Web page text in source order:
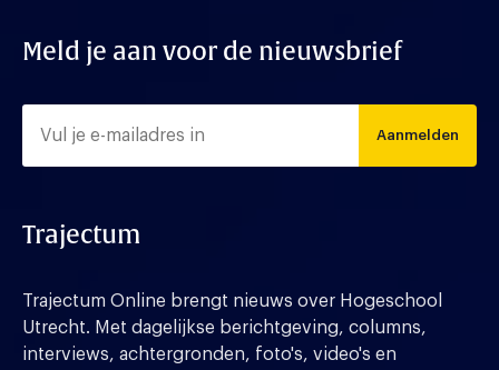
Meld je aan voor de nieuwsbrief
Aanmelden
Trajectum
Trajectum Online brengt nieuws over Hogeschool
Utrecht. Met dagelijkse berichtgeving, columns,
interviews, achtergronden, foto's, video's en